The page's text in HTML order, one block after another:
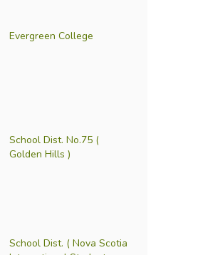
Evergreen College
School Dist. No.75 (
Golden Hills )
School Dist. ( Nova Scotia